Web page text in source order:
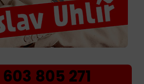
603 805 271